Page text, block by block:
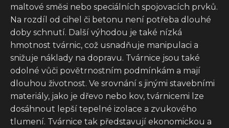
maltové směsi nebo speciálních spojovacích prvků.
Na rozdíl od cihel či betonu není potřeba dlouhé
doby schnutí. Další výhodou je také nízká
hmotnost tvárnic, což usnadňuje manipulaci a
snižuje náklady na dopravu. Tvárnice jsou také
odolné vůči povětrnostním podmínkám a mají
dlouhou životnost. Ve srovnání s jinými stavebními
materiály, jako je dřevo nebo kov, tvárnicemi lze
dosáhnout lepší tepelné izolace a zvukového
tlumení. Tvárnice tak představují ekonomickou a